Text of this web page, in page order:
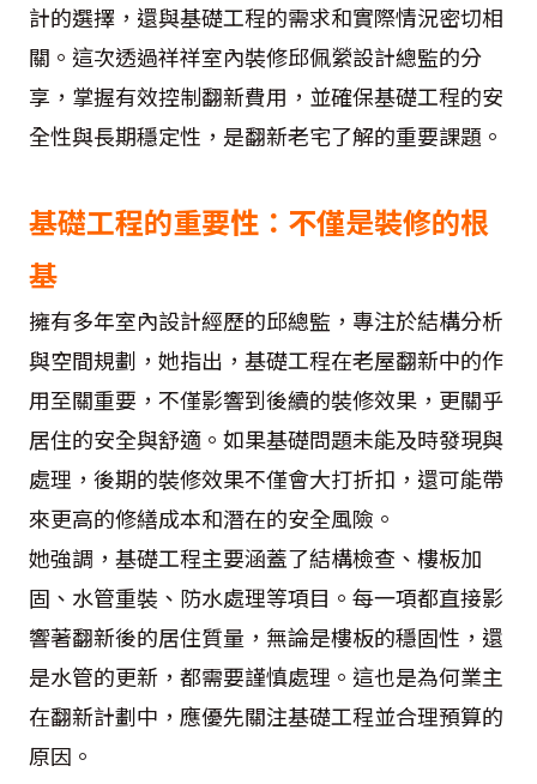
計的選擇，還與基礎工程的需求和實際情況密切相
關。這次透過祥祥室內裝修邱佩縈設計總監的分
享，掌握有效控制翻新費用，並確保基礎工程的安
全性與長期穩定性，是翻新老宅了解的重要課題。
基礎工程的重要性：不僅是裝修的根
基
擁有多年室內設計經歷的邱總監，專注於結構分析
與空間規劃，她指出，基礎工程在老屋翻新中的作
用至關重要，不僅影響到後續的裝修效果，更關乎
居住的安全與舒適。如果基礎問題未能及時發現與
處理，後期的裝修效果不僅會大打折扣，還可能帶
來更高的修繕成本和潛在的安全風險。
她強調，基礎工程主要涵蓋了結構檢查、樓板加
固、水管重裝、防水處理等項目。每一項都直接影
響著翻新後的居住質量，無論是樓板的穩固性，還
是水管的更新，都需要謹慎處理。這也是為何業主
在翻新計劃中，應優先關注基礎工程並合理預算的
原因。